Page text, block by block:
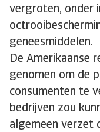
vergroten, onder
geneesmiddelen.
De Amerikaanse
genomen om de
consumenten te
bedrijven zou
algemeen verzet